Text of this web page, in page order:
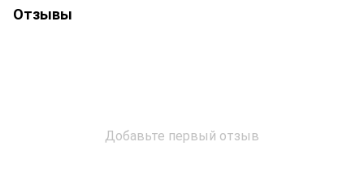
Отзывы
Добавьте первый отзыв